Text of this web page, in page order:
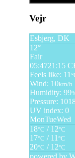
Vejr
Esbjerg, DK
12°
Fair
05:4721:15
Feels like: 11
Wind: 10km/h
Humidity: 99
Pressure:
UV index: 0
MonTueWed
18°C / 12°C
17°C / 11 °C
20°C / 12°C
powered by